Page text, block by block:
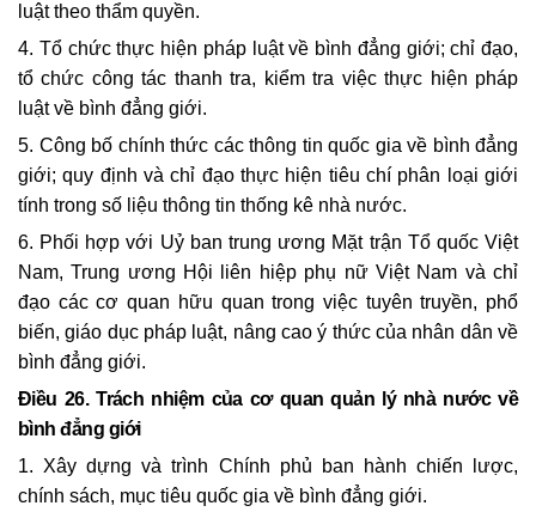
luật theo thẩm quyền.
4. Tổ chức thực hiện pháp luật về bình đẳng giới; chỉ đạo,
tổ chức công tác thanh tra, kiểm tra việc thực hiện pháp
luật về bình đẳng giới.
5. Công bố chính thức các thông tin quốc gia về bình đẳng
giới; quy định và chỉ đạo thực hiện tiêu chí phân loại giới
tính trong số liệu thông tin thống kê nhà nước.
6. Phối hợp với Uỷ ban trung ương Mặt trận Tổ quốc Việt
Nam, Trung ương Hội liên hiệp phụ nữ Việt Nam và chỉ
đạo các cơ quan hữu quan trong việc tuyên truyền, phổ
biến, giáo dục pháp luật, nâng cao ý thức của nhân dân về
bình đẳng giới.
Điều 26. Trách nhiệm của cơ quan quản lý nhà nước về
bình đẳng giới
1. Xây dựng và trình Chính phủ ban hành chiến lược,
chính sách, mục tiêu quốc gia về bình đẳng giới.